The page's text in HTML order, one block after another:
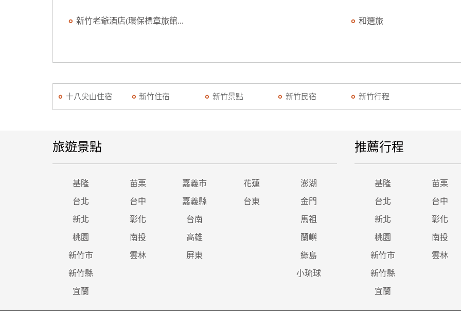
新竹老爺酒店(環保標章旅館... 和選旅
十八尖山住宿 新竹住宿 新竹景點 新竹民宿 新竹行程
旅遊景點
基隆 苗栗 嘉義市 花蓮 澎湖
台北 台中 嘉義縣 台東 金門
新北 彰化 台南 馬祖
桃園 南投 高雄 蘭嶼
新竹市 雲林 屏東 綠島
新竹縣 小琉球
宜蘭
推薦行程
基隆 苗栗
台北 台中
新北 彰化
桃園 南投
新竹市 雲林
新竹縣
宜蘭